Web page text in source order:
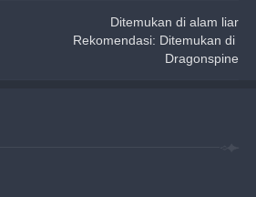
Ditemukan di alam liar
Rekomendasi: Ditemukan di
Dragonspine